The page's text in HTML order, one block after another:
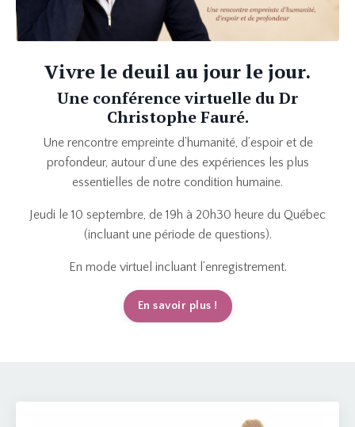
Vivre le deuil au jour le jour.
Une conférence virtuelle duDr
Christophe Fauré.
Une rencontre empreinte d’humanité, d’espoir et de
profondeur, autour d’une des expériences les plus
essentielles de notre condition humaine.
Jeudi le 10 septembre, de 19h à 20h30 heure du Québec
(incluant une période de questions).
En mode virtuel incluant l’enregistrement.
En savoir plus !